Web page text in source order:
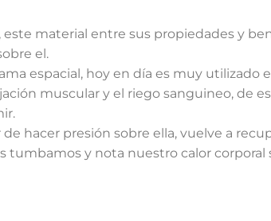
material entre sus propiedades y
el.
espacial, hoy en día es muy utilizado
muscular y el riego sanguineo, de
hacer presión sobre ella, vuelve a
y nota nuestro calor corporal